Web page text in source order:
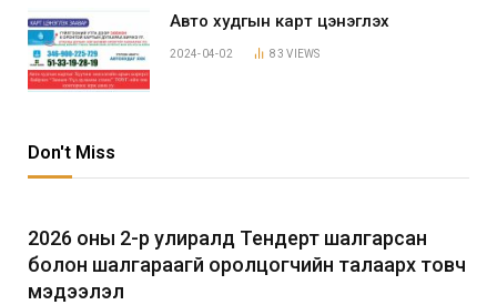
Авто худгын карт цэнэглэх
2024-04-02 83VIEWS
Don't Miss
2026 оны 2-р улиралд Тендерт шалгарсан
болон шалгараагүй оролцогчийн талаарх товч
мэдээлэл